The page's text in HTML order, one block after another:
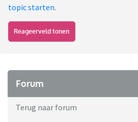
topic starten.
Reageerveld tonen
Forum
Terug naar forum